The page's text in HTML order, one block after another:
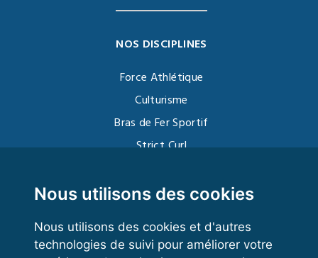
Nous utilisons des cookies
Nous utilisons des cookies et d'autres
technologies de suivi pour améliorer votre
NOS DISCIPLINES
Force Athlétique
Culturisme
Bras de Fer Sportif
Strict Curl
Kettlebell